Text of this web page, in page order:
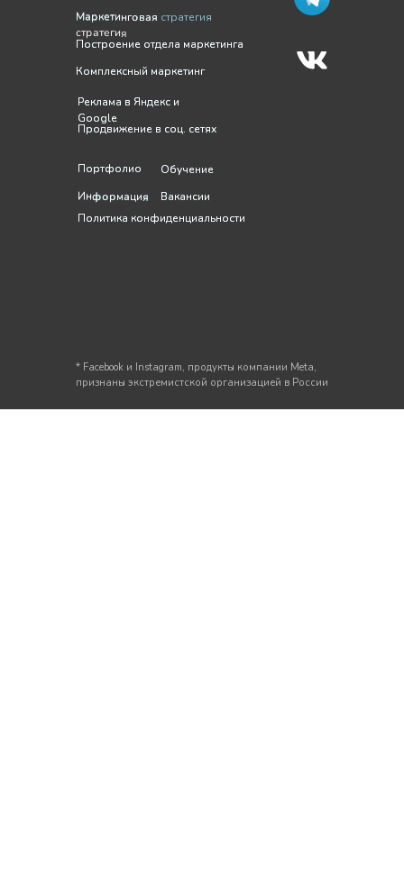
Продвижение в соц. сетях
Комплексный маркетинг
Реклама в Яндекс и
Google
Построение отдела маркетинга
Портфолио
Обучение
Информация
Вакансии
Политика конфиденциальности
Продвижение в соц. сетях
Комплексный маркетинг
Реклама в Яндекс и
Google
Построение отдела маркетинга
Портфолио Обучение
Информация
Вакансии
Политика конфиденциальности
Маркетинговая стратегия
Маркетинговая
стратегия
* Facebook и Instagram, продукты компании Meta,
признаны экстремистской организацией в России